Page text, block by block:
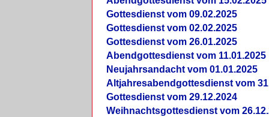
Gottesdienst vom 09.02.2025
Gottesdienst vom 02.02.2025
Gottesdienst vom 26.01.2025
Abendgottesdienst vom 11.01.2025
Neujahrsandacht vom 01.01.2025
Altjahresabendgottesdienst vom
Gottesdienst vom 29.12.2024
Weihnachtsgottesdienst vom